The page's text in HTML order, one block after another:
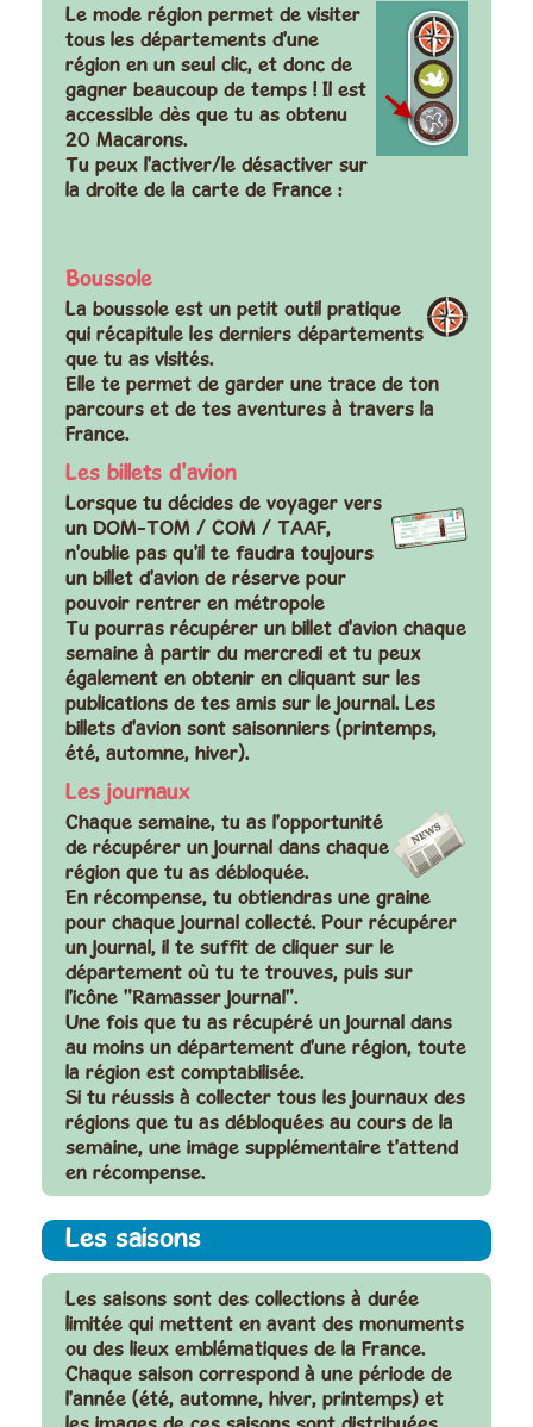
Le mode région permet de visiter
tous les départements d'une
région en un seul clic, et donc de
gagner beaucoup de temps ! Il est
accessible dès que tu as obtenu
20 Macarons.
Tu peux l'activer/le désactiver sur
la droite de la carte de France :
Boussole
La boussole est un petit outil pratique
qui récapitule les derniers départements
que tu as visités.
Elle te permet de garder une trace de ton
parcours et de tes aventures à travers la
France.
Les billets d'avion
Lorsque tu décides de voyager vers
un DOM-TOM / COM / TAAF,
n'oublie pas qu'il te faudra toujours
un billet d'avion de réserve pour
pouvoir rentrer en métropole
Tu pourras récupérer un billet d'avion chaque
semaine à partir du mercredi et tu peux
également en obtenir en cliquant sur les
publications de tes amis sur le journal. Les
billets d'avion sont saisonniers (printemps,
été, automne, hiver).
Les journaux
Chaque semaine, tu as l'opportunité
de récupérer un journal dans chaque
région que tu as débloquée.
En récompense, tu obtiendrasune graine
pour chaque journal collecté. Pour récupérer
un journal, il te suffit de cliquer sur le
département où tu te trouves, puis sur
l'icône "Ramasser journal".
Une fois que tu as récupéré un journal dans
au moins un département d'une région, toute
la région est comptabilisée.
Si tu réussis à collecter tous les journaux des
régions que tu as débloquées au cours de la
semaine,une image supplémentaire t'attend
en récompense.
Les saisons
Les saisons sont des collections à durée
limitée qui mettent en avant des monuments
ou des lieux emblématiques de la France.
Chaque saison correspond à une période de
l'année (été, automne, hiver, printemps) et